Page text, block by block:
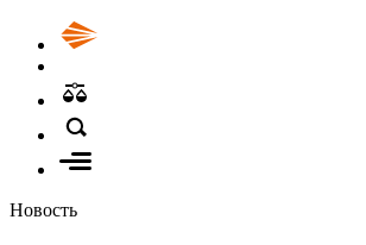
Новость